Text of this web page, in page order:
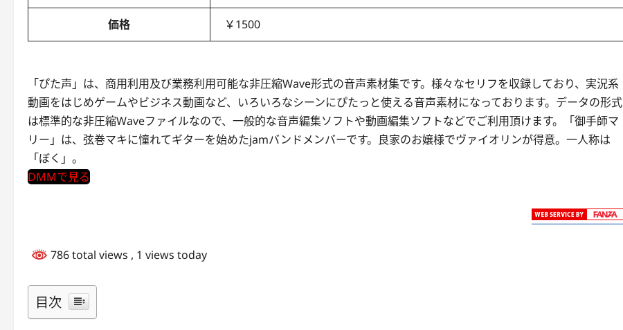
価格 ￥1500
「ぴた声」は、商用利用及び業務利用可能な非圧縮Wave形式の音声素材集です。様々なセリフを収録しており、実況系
動画をはじめゲームやビジネス動画など、いろいろなシーンにぴたっと使える音声素材になっております。データの形式
は標準的な非圧縮Waveファイルなので、一般的な音声編集ソフトや動画編集ソフトなどでご利用頂けます。「御手師マ
リー」は、弦巻マキに憧れてギターを始めたjamバンドメンバーです。良家のお嬢様でヴァイオリンが得意。一人称は
「ぼく」。
DMMで見る
786 total views , 1 views today
目次